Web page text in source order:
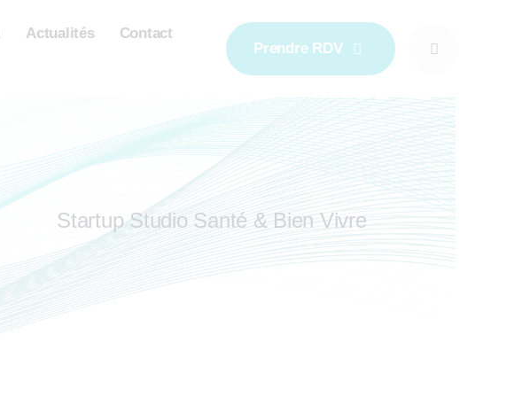
Actualités
Contact
Prendre RDV
Startup Studio Santé & Bien Vivre